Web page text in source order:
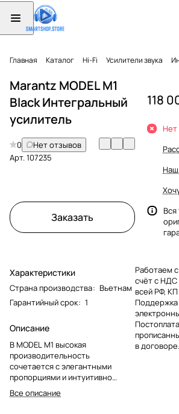
Главная Каталог Hi-Fi Усилители звука
Marantz MODEL M1
Black Интегральный
усилитель
0
Нет отзывов
Арт.107235
Заказать
Характеристики
Страна производства: Вьетнам
Гарантийный срок: 1
Описание
В MODEL M1 высокая
производительность
сочетается с элегантными
пропорциями и интуитивно
понятным дизайном. Это новое
поколение беспроводных
Все описание
118
Нет
Вся
Работаем
счёт с НДС
всей РФ, КП
в договоре.